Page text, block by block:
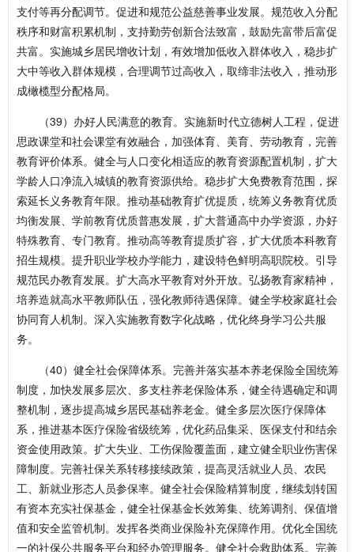
支付等再分配调节。促进和规范公益慈善事业发展。规范收入分配
秩序和财富积累机制，支持勤劳创新合法致富，鼓励先富带后富促
共富。实施城乡居民增收计划，有效增加低收入群体收入，稳步扩
大中等收入群体规模，合理调节过高收入，取缔非法收入，推动形
成橄榄型分配格局。
（39）办好人民满意的教育。实施新时代立德树人工程，促进
思政课堂和社会课堂有效融合，加强体育、美育、劳动教育，完善
教育评价体系。健全与人口变化相适应的教育资源配置机制，扩大
学龄人口净流入城镇的教育资源供给。稳步扩大免费教育范围，探
索延长义务教育年限。推动基础教育扩优提质，统筹义务教育优质
均衡发展、学前教育优质普惠发展，扩大普通高中办学资源，办好
特殊教育、专门教育。推动高等教育提质扩容，扩大优质本科教育
招生规模。提升职业学校办学能力，建设特色鲜明高职院校。引导
规范民办教育发展。扩大高水平教育对外开放。弘扬教育家精神，
培养造就高水平教师队伍，强化教师待遇保障。健全学校家庭社会
协同育人机制。深入实施教育数字化战略，优化终身学习公共服
务。
（40）健全社会保障体系。完善并落实基本养老保险全国统筹
制度，加快发展多层次、多支柱养老保险体系，健全待遇确定和调
整机制，逐步提高城乡居民基础养老金。健全多层次医疗保障体
系，推进基本医疗保险省级统筹，优化药品集采、医保支付和结余
资金使用政策。扩大失业、工伤保险覆盖面，建立健全职业伤害保
障制度。完善社保关系转移接续政策，提高灵活就业人员、农民
工、新就业形态人员参保率。健全社会保险精算制度，继续划转国
有资本充实社保基金，健全社保基金长效筹集、统筹调剂、保值增
值和安全监管机制。发挥各类商业保险补充保障作用。优化全国统
一的社保公共服务平台和经办管理服务。健全社会救助体系。完善